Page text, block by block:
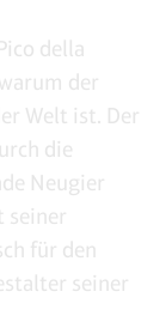
della
der
Welt ist. Der
die
Neugier
seiner
für den
seiner